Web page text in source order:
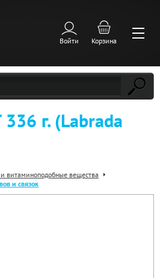
Войти Корзина
336 г. (Labrada
витаминоподобные вещества
и связок